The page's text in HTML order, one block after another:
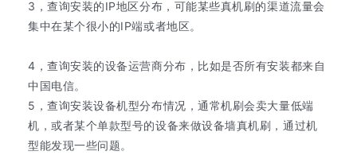
3，查询安装的IP地区分布，可能某些真机刷的渠道流量会
集中在某个很小的IP端或者地区。
4，查询安装的设备运营商分布，比如是否所有安装都来自
中国电信。
5，查询安装设备机型分布情况，通常机刷会卖大量低端
机，或者某个单款型号的设备来做设备墙真机刷，通过机
型能发现一些问题。